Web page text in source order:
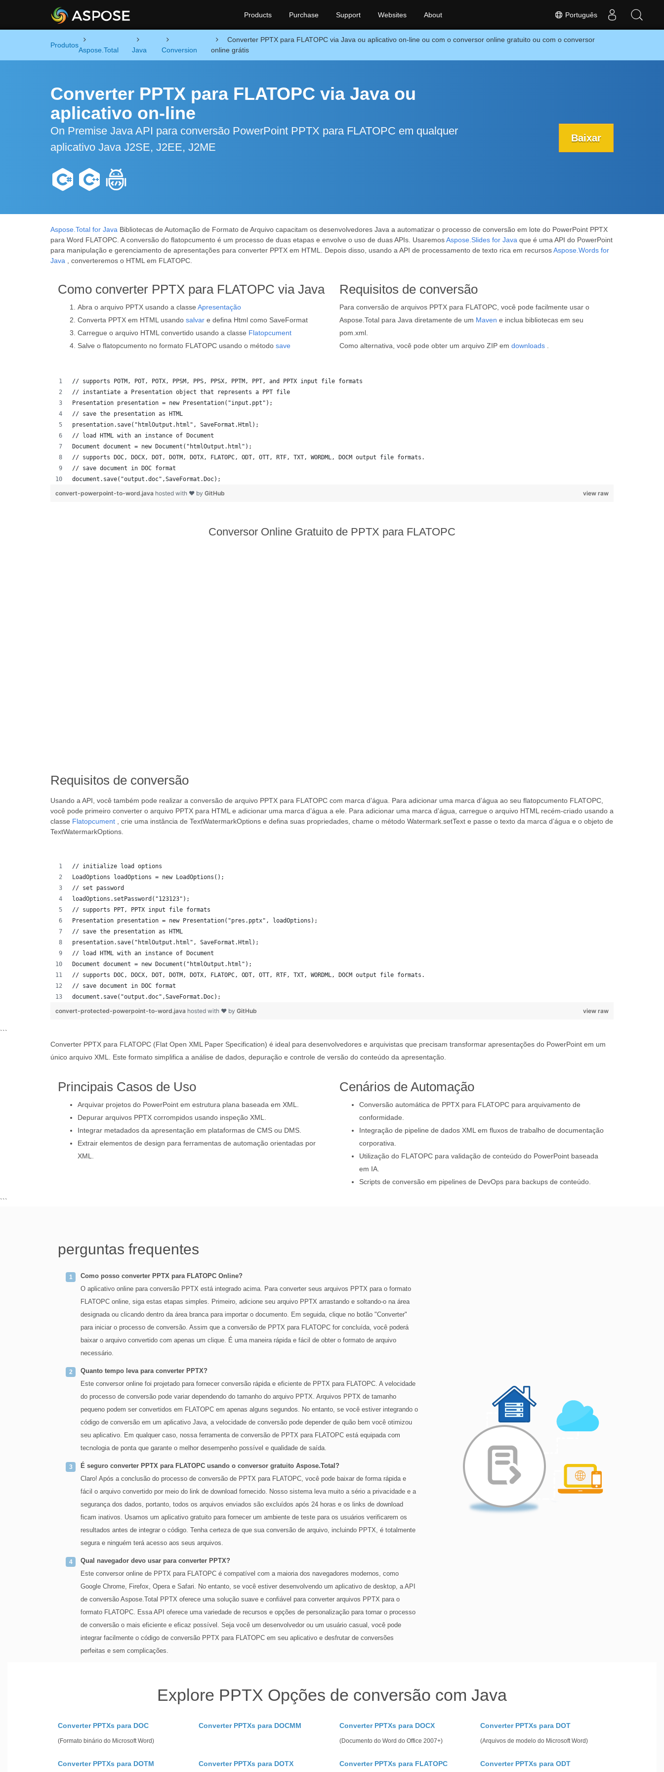
Português
Products Purchase Support Websites About
Produtos
Aspose.Total Java Conversion
Converter PPTX para FLATOPC via Java ou aplicativo on-line ou com o conversor online gratuito ou com o conversor
online grátis
Converter PPTX para FLATOPC via Java ou
aplicativo on-line
On Premise Java API para conversão PowerPoint PPTX para FLATOPC em qualquer
aplicativo Java J2SE, J2EE, J2ME
Baixar
Aspose.Total for Java Bibliotecas de Automação de Formato de Arquivo capacitam os desenvolvedores Java a automatizar o processo de conversão em lote do PowerPoint PPTX
para Word FLATOPC. A conversão do flatopcumento é um processo de duas etapas e envolve o uso de duas APIs. UsaremosAspose.Slides for Java que é uma API do PowerPoint
para manipulação e gerenciamento de apresentações para converter PPTX em HTML. Depois disso, usando a API de processamento de texto rica em recursosAspose.Words for
Java , converteremos o HTML em FLATOPC.
Como converter PPTX para FLATOPC via Java
Abra o arquivo PPTX usando a classe Apresentação
Converta PPTX em HTML usando salvar e defina Html como SaveFormat
Carregue o arquivo HTML convertido usando a classe Flatopcument
Salve o flatopcumento no formato FLATOPC usando o método save
Requisitos de conversão
Para conversão de arquivos PPTX para FLATOPC, você pode facilmente usar o
Aspose.Total para Java diretamente de um Maven e inclua bibliotecas em seu
pom.xml.
Como alternativa, você pode obter um arquivo ZIP em downloads
// supports POTM, POT, POTX, PPSM, PPS, PPSX, PPTM, PPT, and PPTX input file formats
// instantiate a Presentation object that represents a PPT file
Presentation presentation = new Presentation("input.ppt");
// save the presentation as HTML
presentation.save("htmlOutput.html", SaveFormat.Html);
// load HTML with an instance of Document
Document document = new Document("htmlOutput.html");
// supports DOC, DOCX, DOT, DOTM, DOTX, FLATOPC, ODT, OTT, RTF, TXT, WORDML, DOCM output file formats.
// save document in DOC format
document.save("output.doc",SaveFormat.Doc);
view raw
convert-powerpoint-to-word.java hosted with ❤ by GitHub
Conversor Online Gratuito de PPTX para FLATOPC
Requisitos de conversão
Usando a API, você também pode realizar a conversão de arquivo PPTX para FLATOPC com marca d’água. Para adicionar uma marca d’água ao seu flatopcumento FLATOPC,
você pode primeiro converter o arquivo PPTX para HTML e adicionar uma marca d’água a ele. Para adicionar uma marca d’água, carregue o arquivo HTML recém-criado usando a
classe Flatopcument , crie uma instância de TextWatermarkOptions e defina suas propriedades, chame o método Watermark.setText e passe o texto da marca d’água e o objeto de
TextWatermarkOptions.
// initialize load options
LoadOptions loadOptions = new LoadOptions();
// set password
loadOptions.setPassword("123123");
// supports PPT, PPTX input file formats
Presentation presentation = new Presentation("pres.pptx", loadOptions);
// save the presentation as HTML
presentation.save("htmlOutput.html", SaveFormat.Html);
// load HTML with an instance of Document
Document document = new Document("htmlOutput.html");
// supports DOC, DOCX, DOT, DOTM, DOTX, FLATOPC, ODT, OTT, RTF, TXT, WORDML, DOCM output file formats.
// save document in DOC format
document.save("output.doc",SaveFormat.Doc);
view raw
convert-protected-powerpoint-to-word.java hosted with ❤ by GitHub
```
Converter PPTX para FLATOPC (Flat Open XML Paper Specification) é ideal para desenvolvedores e arquivistas que precisam transformar apresentações do PowerPoint em um
único arquivo XML. Este formato simplifica a análise de dados, depuração e controle de versão do conteúdo da apresentação.
Principais Casos de Uso
Arquivar projetos do PowerPoint em estrutura plana baseada em XML.
Depurar arquivos PPTX corrompidos usando inspeção XML.
Integrar metadados da apresentação em plataformas de CMS ou DMS.
Extrair elementos de design para ferramentas de automação orientadas por
XML.
Cenários de Automação
Conversão automática de PPTX para FLATOPC para arquivamento de
conformidade.
Integração de pipeline de dados XML em fluxos de trabalho de documentação
corporativa.
Utilização do FLATOPC para validação de conteúdo do PowerPoint baseada
em IA.
Scripts de conversão em pipelines de DevOps para backups de conteúdo.
```
perguntas frequentes
Como posso converter PPTX para FLATOPC Online?
O aplicativo online para conversão PPTX está integrado acima. Para converter seus arquivos PPTX para o formato
FLATOPC online, siga estas etapas simples. Primeiro, adicione seu arquivo PPTX arrastando e soltando-o na área
designada ou clicando dentro da área branca para importar o documento. Em seguida, clique no botão "Converter"
para iniciar o processo de conversão. Assim que a conversão de PPTX para FLATOPC for concluída, você poderá
baixar o arquivo convertido com apenas um clique. É uma maneira rápida e fácil de obter o formato de arquivo
necessário.
Quanto tempo leva para converter PPTX?
Este conversor online foi projetado para fornecer conversão rápida e eficiente de PPTX para FLATOPC. A velocidade
do processo de conversão pode variar dependendo do tamanho do arquivo PPTX. Arquivos PPTX de tamanho
pequeno podem ser convertidos em FLATOPC em apenas alguns segundos. No entanto, se você estiver integrando o
código de conversão em um aplicativo Java, a velocidade de conversão pode depender de quão bem você otimizou
seu aplicativo. Em qualquer caso, nossa ferramenta de conversão de PPTX para FLATOPC está equipada com
tecnologia de ponta que garante o melhor desempenho possível e qualidade de saída.
É seguro converter PPTX para FLATOPC usando o conversor gratuito Aspose.Total?
Claro! Após a conclusão do processo de conversão de PPTX para FLATOPC, você pode baixar de forma rápida e
fácil o arquivo convertido por meio do link de download fornecido. Nosso sistema leva muito a sério a privacidade e a
segurança dos dados, portanto, todos os arquivos enviados são excluídos após 24 horas e os links de download
ficam inativos. Usamos um aplicativo gratuito para fornecer um ambiente de teste para os usuários verificarem os
resultados antes de integrar o código. Tenha certeza de que sua conversão de arquivo, incluindo PPTX, é totalmente
segura e ninguém terá acesso aos seus arquivos.
Qual navegador devo usar para converter PPTX?
Este conversor online de PPTX para FLATOPC é compatível com a maioria dos navegadores modernos, como
Google Chrome, Firefox, Opera e Safari. No entanto, se você estiver desenvolvendo um aplicativo de desktop, a API
de conversão Aspose.Total PPTX oferece uma solução suave e confiável para converter arquivos PPTX para o
formato FLATOPC. Essa API oferece uma variedade de recursos e opções de personalização para tornar o processo
de conversão o mais eficiente e eficaz possível. Seja você um desenvolvedor ou um usuário casual, você pode
integrar facilmente o código de conversão PPTX para FLATOPC em seu aplicativo e desfrutar de conversões
perfeitas e sem complicações.
Explore PPTX Opções de conversão com Java
Converter PPTXs para DOC
(Formato binário do Microsoft Word)
Converter PPTXs para DOCMM Converter PPTXs para DOCX
(Documento do Word do Office 2007+)
Converter PPTXs para DOT
(Arquivos de modelo do Microsoft Word)
Converter PPTXs para DOTM Converter PPTXs para DOTX Converter PPTXs para FLATOPC Converter PPTXs para ODT